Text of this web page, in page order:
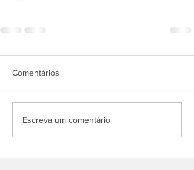
Comentários
Escreva um comentário